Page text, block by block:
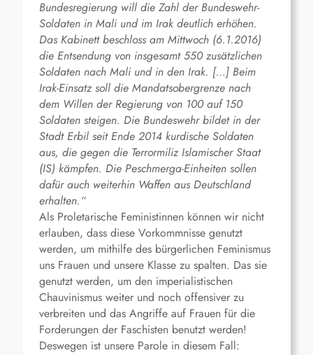
Bundesregierung will die Zahl der Bundeswehr-
Soldaten in Mali und im Irak deutlich erhöhen.
Das Kabinett beschloss am Mittwoch (6.1.2016)
die Entsendung von insgesamt 550 zusätzlichen
Soldaten nach Mali und in den Irak. […] Beim
Irak-Einsatz soll die Mandatsobergrenze nach
dem Willen der Regierung von 100 auf 150
Soldaten steigen. Die Bundeswehr bildet in der
Stadt Erbil seit Ende 2014 kurdische Soldaten
aus, die gegen die Terrormiliz Islamischer Staat
(IS) kämpfen. Die Peschmerga-Einheiten sollen
dafür auch weiterhin Waffen aus Deutschland
erhalten.“
Als Proletarische Feministinnen können wir nicht
erlauben, dass diese Vorkommnisse genutzt
werden, um mithilfe des bürgerlichen Feminismus
uns Frauen und unsere Klasse zu spalten. Das sie
genutzt werden, um den imperialistischen
Chauvinismus weiter und noch offensiver zu
verbreiten und das Angriffe auf Frauen für die
Forderungen der Faschisten benutzt werden!
Deswegen ist unsere Parole in diesem Fall: